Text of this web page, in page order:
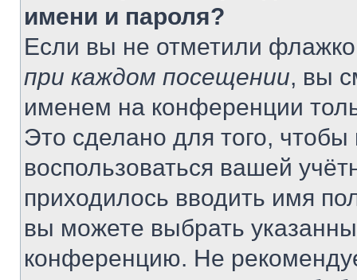
имени и пароля?
Если вы не отметили
при каждом посещении, вы
именем на конференции
Это сделано для того, чтобы
воспользоваться вашей
приходилось вводить имя
вы можете выбрать
конференцию. Не